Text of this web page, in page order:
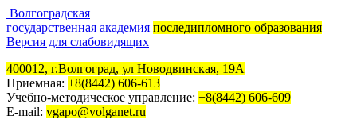
Волгоградская
государственная академия последипломного образования
Версия для слабовидящих
400012, г.Волгоград, ул Новодвинская, 19А
Приемная: +8(8442) 606-613
Учебно-методическое управление: +8(8442) 606-609
E-mail: vgapo@volganet.ru